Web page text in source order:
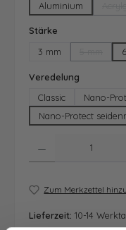
Aluminium
Stärke
3 mm
(Diese
Veredelung
Classic
Nano-
Nano-Protect
Zum Merkzettel
Lieferzeit: 10-14